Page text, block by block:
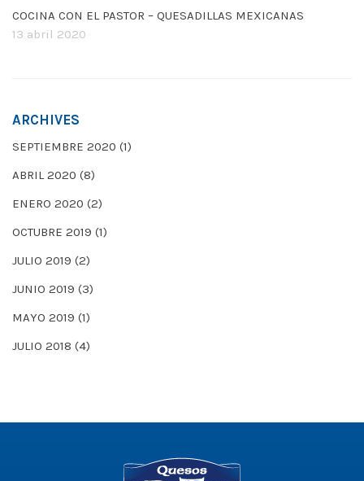
COCINA CON EL PASTOR – QUESADILLAS MEXICANAS
13 abril 2020
ARCHIVES
SEPTIEMBRE 2020 (1)
ABRIL 2020 (8)
ENERO 2020 (2)
OCTUBRE 2019 (1)
JULIO 2019 (2)
JUNIO 2019 (3)
MAYO 2019 (1)
JULIO 2018 (4)